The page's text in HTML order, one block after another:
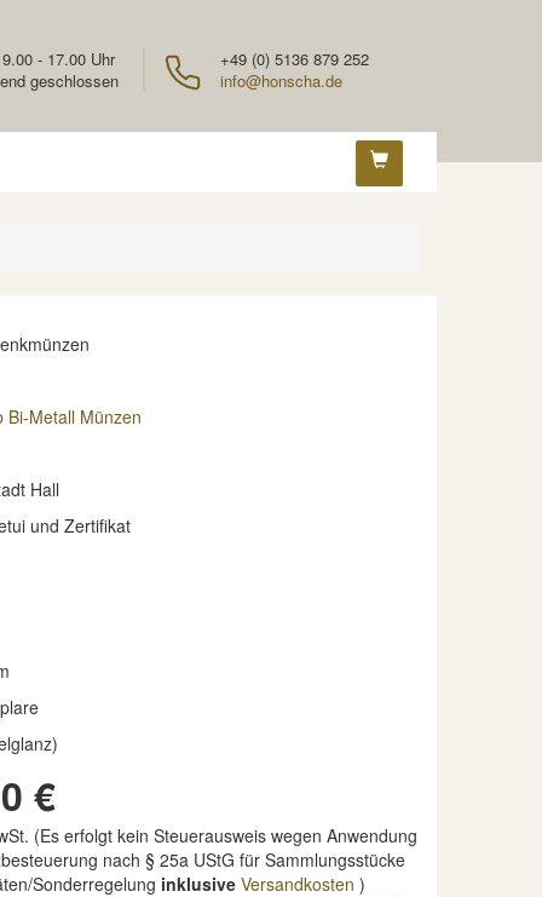
+49 (0) 5136 879 252
info@honscha.de
- 17.00 Uhr
geschlossen
Bi-Metall Münzen
Hall
und Zertifikat
€
(Es erfolgt kein Steuerausweis wegen Anwendung
nach § 25a UStG für Sammlungsstücke
Sonderregelung inklusive Versandkosten )